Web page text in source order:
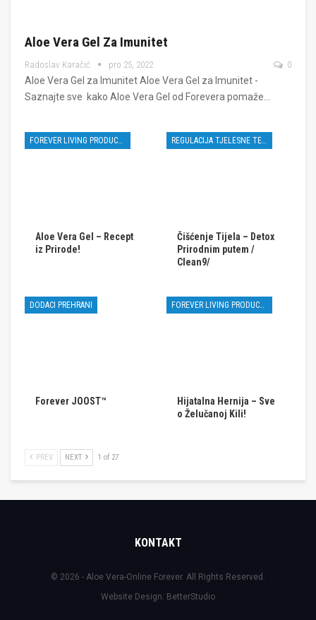
Aloe Vera Gel Za Imunitet
Radoslav Karačić pro 25, 2022 0
Aloe Vera Gel za Imunitet Aloe Vera Gel za Imunitet -
Saznajte sve kako Aloe Vera Gel od Forevera pomaže…
Aloe Vera Gel – Recept
iz Prirode!
Čišćenje Tijela – Detox
Prirodnim putem /
Clean9/
DODACI PREHRANI
Forever JOOST™
Hijatalna Hernija – Sve
o Želučanoj Kili!
PREV NEXT 1 of 27
KONTAKT
© 2026 - Aloe Vera-Online Forever. All Rights Reserved.
Website Design: BetterStudio